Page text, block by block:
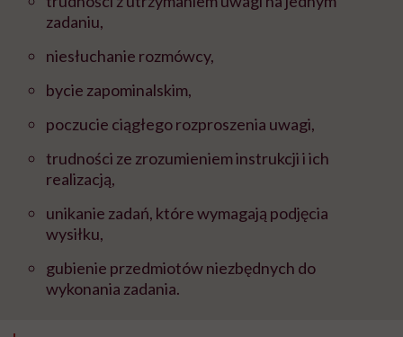
zadaniu,
niesłuchanie rozmówcy,
bycie zapominalskim,
poczucie ciągłego rozproszenia uwagi,
trudności ze zrozumieniem instrukcji i ich
realizacją,
unikanie zadań, które wymagają podjęcia
wysiłku,
gubienie przedmiotów niezbędnych do
wykonania zadania.